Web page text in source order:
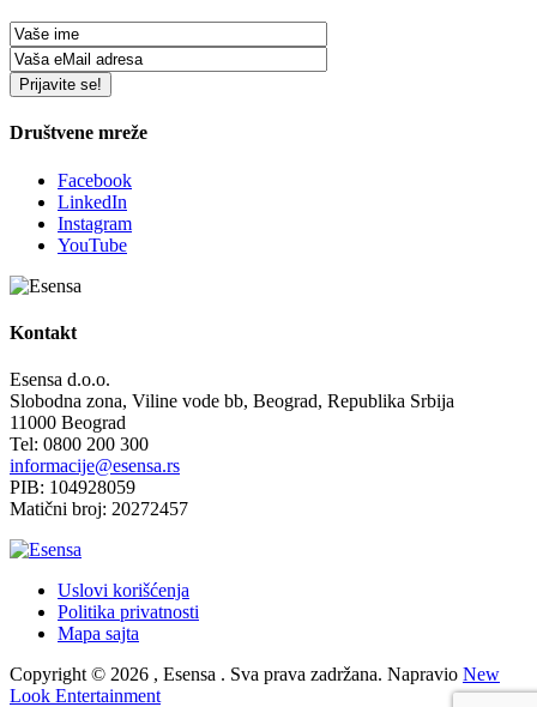
Društvene mreže
Facebook
LinkedIn
Instagram
YouTube
Kontakt
Esensa d.o.o.
Slobodna zona, Viline vode bb, Beograd, Republika Srbija
11000 Beograd
Tel: 0800 200 300
informacije@esensa.rs
PIB: 104928059
Matični broj: 20272457
Uslovi korišćenja
Politika privatnosti
Mapa sajta
Copyright © 2026 , Esensa . Sva prava zadržana. Napravio New
Look Entertainment